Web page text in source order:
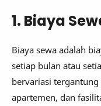
1. Biaya
Biaya sewa adalah
setiap bulan atau
bervariasi
apartemen, dan